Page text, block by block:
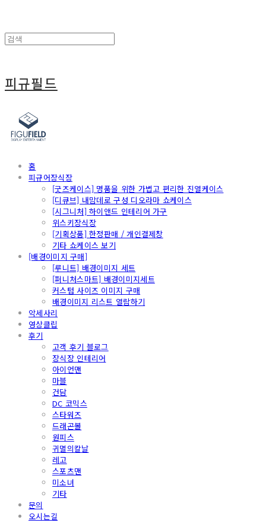
피규필드
홈
피규어장식장
[굿즈케이스] 명품을 위한 가볍고 편리한 진열케이스
[디큐브] 내맘데로 구성 디오라마 쇼케이스
[시그니처] 하이앤드 인테리어 가구
위스키장식장
[기획상품] 한정판매 / 개인결제창
기타 쇼케이스 보기
[배경이미지 구매]
[루니트] 배경이미지 세트
[퍼니처스마트] 배경이미지세트
커스텀 사이즈 이미지 구매
배경이미지 리스트 열람하기
악세사리
영상클립
후기
고객 후기 블로그
장식장 인테리어
아이언맨
마블
건담
DC 코믹스
스타워즈
드래곤볼
원피스
귀멸의칼날
레고
스포츠맨
미소녀
기타
문의
오시는길